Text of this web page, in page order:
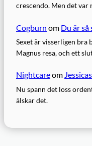
crescendo. Men det var
Cogburn om Du är så
Sexet är visserligen bra
Magnus resa, och ett
Nightcareom
Nu spann det loss
älskar det.